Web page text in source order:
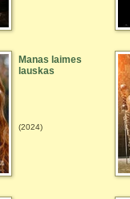
Manas laimes
lauskas
(2024)